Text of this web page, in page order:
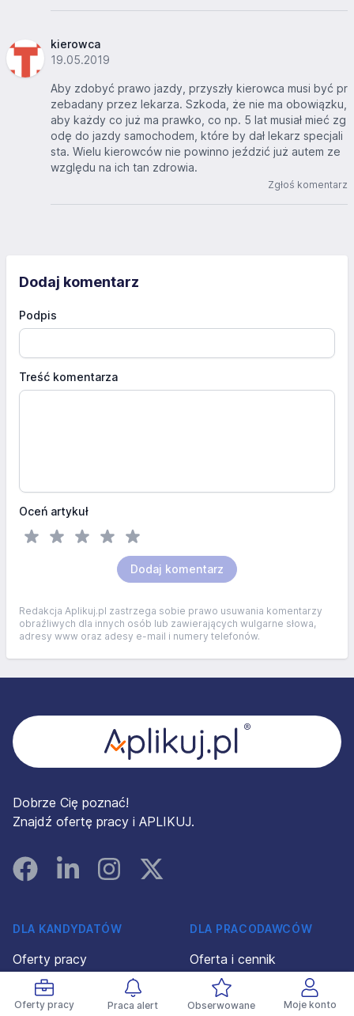
Oferty pracy Praca alert Obserwowane Moje konto
kierowca
19.05.2019
Aby zdobyć prawo jazdy, przyszły kierowca musi być pr
zebadany przez lekarza. Szkoda, że nie ma obowiązku,
aby każdy co już ma prawko, co np. 5 lat musiał mieć zg
odę do jazdy samochodem, które by dał lekarz specjali
sta. Wielu kierowców nie powinno jeździć już autem ze
względu na ich tan zdrowia.
Zgłoś komentarz
Dodaj komentarz
Podpis
Treść komentarza
Oceń artykuł
Dodaj komentarz
Redakcja Aplikuj.pl zastrzega sobie prawo usuwania komentarzy
obraźliwych dla innych osób lub zawierających wulgarne słowa,
adresy www oraz adesy e-mail i numery telefonów.
Dobrze Cię poznać!
Znajdź ofertę pracy i APLIKUJ.
FacebookLinked InInstagramInstagram
DLA KANDYDATÓW
Oferty pracy
Pracodawcy
DLA PRACODAWCÓW
Oferta i cennik
Profil Pracodawcy 360°